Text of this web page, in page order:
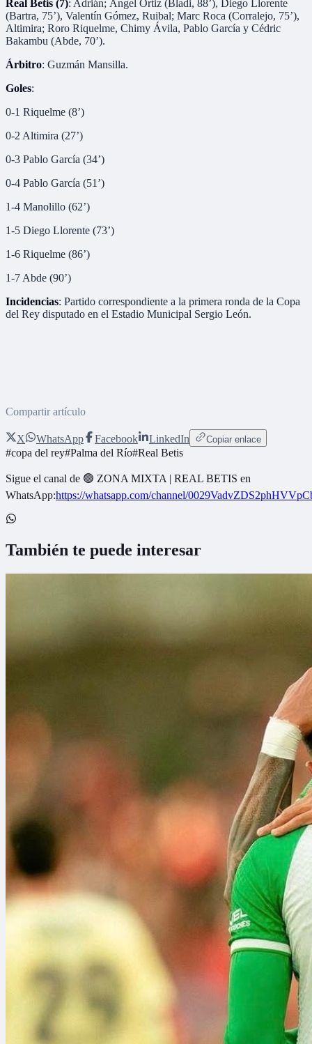
Real Betis (7): Adrián; Ángel Ortiz (Bladi, 88’), Diego Llorente
(Bartra, 75’), Valentín Gómez, Ruibal; Marc Roca (Corralejo, 75’),
Altimira; Roro Riquelme, Chimy Ávila, Pablo García y Cédric
Bakambu (Abde, 70’).
Árbitro: Guzmán Mansilla.
Goles:
0-1 Riquelme (8’)
0-2 Altimira (27’)
0-3 Pablo García (34’)
0-4 Pablo García (51’)
1-4 Manolillo (62’)
1-5 Diego Llorente (73’)
1-6 Riquelme (86’)
1-7 Abde (90’)
Incidencias: Partido correspondiente a la primera ronda de la Copa
del Rey disputado en el Estadio Municipal Sergio León.
Compartir artículo
X WhatsApp Facebook LinkedIn Copiar enlace
#copa del rey#Palma del Río#Real Betis
Sigue el canal de 🟢 ZONA MIXTA | REAL BETIS en
WhatsApp:https://whatsapp.com/channel/
También te puede interesar